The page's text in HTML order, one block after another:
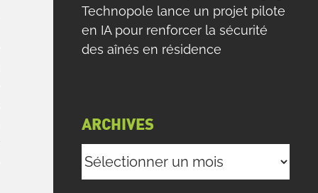
Technopole lance un projet pilote
en IA pour renforcer la sécurité
des aînés en résidence
ARCHIVES
Archives